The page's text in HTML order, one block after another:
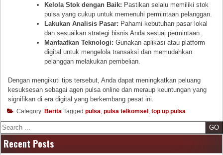
Kelola Stok dengan Baik: Pastikan selalu memiliki stok
pulsa yang cukup untuk memenuhi permintaan pelanggan.
Lakukan Analisis Pasar: Pahami kebutuhan pasar lokal
dan sesuaikan strategi bisnis Anda sesuai permintaan.
Manfaatkan Teknologi: Gunakan aplikasi atau platform
digital untuk mengelola transaksi dan memudahkan
pelanggan melakukan pembelian.
Dengan mengikuti tips tersebut, Anda dapat meningkatkan peluang
kesuksesan sebagai agen pulsa online dan meraup keuntungan yang
signifikan di era digital yang berkembang pesat ini.
Category: Berita Tagged pulsa pulsa telkomsel top up pulsa
Search
Recent Posts